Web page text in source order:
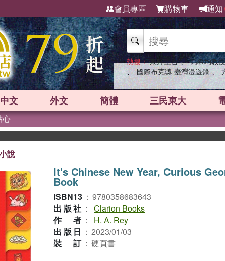
會員專區 購物車 通知
熱搜： 東野圭吾 、 高希均教
、 國際布克獎 臺灣漫遊錄 、
中文 外文 簡體 三民東大
心
說
It's Chinese New Year, Curious
Book
ISBN13 ： 9780358683643
出版社 ： Clarion Books
作者 ：
H. A. Rey
出版日 ： 2023/01/03
裝訂 ： 硬頁書